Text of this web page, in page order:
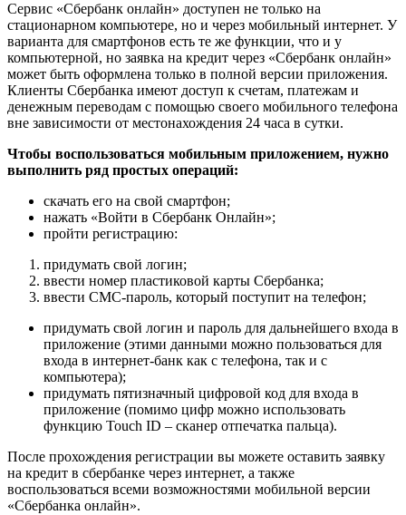
Сервис «Сбербанк онлайн» доступен не только на
стационарном компьютере, но и через мобильный интернет. У
варианта для смартфонов есть те же функции, что и у
компьютерной, но заявка на кредит через «Сбербанк онлайн»
может быть оформлена только в полной версии приложения.
Клиенты Сбербанка имеют доступ к счетам, платежам и
денежным переводам с помощью своего мобильного телефона
вне зависимости от местонахождения 24 часа в сутки.
Чтобы воспользоваться мобильным приложением, нужно
выполнить ряд простых операций:
скачать его на свой смартфон;
нажать «Войти в Сбербанк Онлайн»;
пройти регистрацию:
придумать свой логин;
ввести номер пластиковой карты Сбербанка;
ввести СМС-пароль, который поступит на телефон;
придумать свой логин и пароль для дальнейшего входа в
приложение (этими данными можно пользоваться для
входа в интернет-банк как с телефона, так и с
компьютера);
придумать пятизначный цифровой код для входа в
приложение (помимо цифр можно использовать
функцию Touch ID – сканер отпечатка пальца).
После прохождения регистрации вы можете оставить заявку
на кредит в сбербанке через интернет, а также
воспользоваться всеми возможностями мобильной версии
«Сбербанка онлайн».